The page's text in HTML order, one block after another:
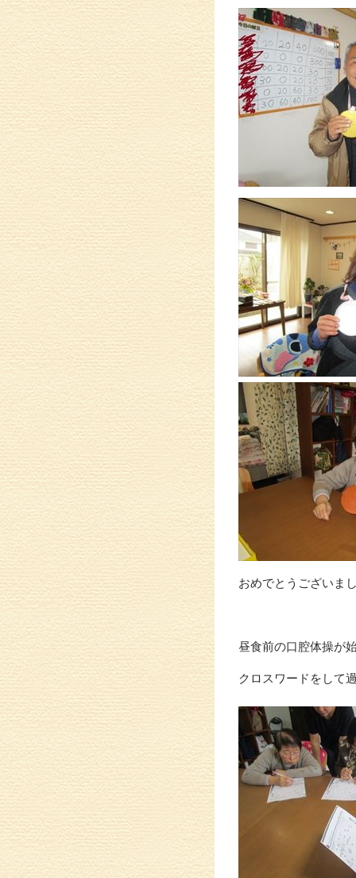
おめでとうございま
昼食前の口腔体操が
クロスワードをして